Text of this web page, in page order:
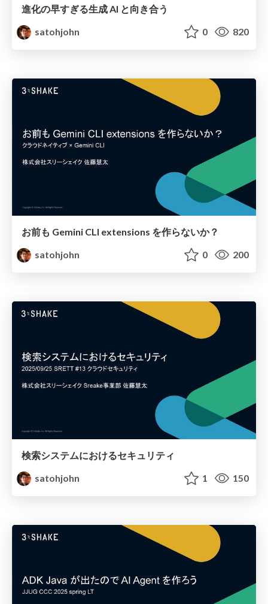
進化の早すぎる生成 AI と向き合う
satohjohn
0 820
お前も Gemini CLI extensions を作らないか？
satohjohn
0 200
検索システムにおけるセキュリティ
satohjohn
1 150